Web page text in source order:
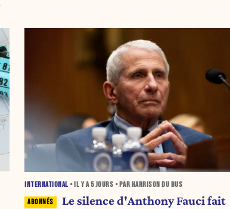
INTERNATIONAL • IL Y A5 JOURS • PAR HARRISON DU BUS
Le silence d'Anthony Fauci fait